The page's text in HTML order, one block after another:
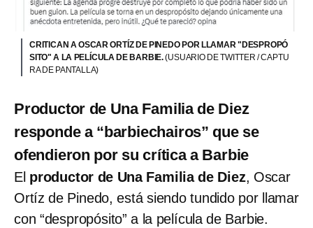
CRITICAN A OSCAR ORTÍZ DE PINEDO POR LLAMAR "DESPROPÓ
SITO" A LA PELÍCULA DE BARBIE.(USUARIO DE TWITTER / CAPTU
RA DE PANTALLA)
Productor de Una Familia de Diez
responde a “barbiechairos” que se
ofendieron por su crítica a Barbie
El productor de Una Familia de Diez, Oscar
Ortíz de Pinedo, está siendo tundido por llamar
con “despropósito” a la película de Barbie.